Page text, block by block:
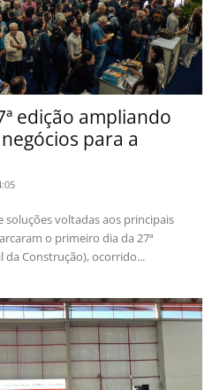
edição ampliando
para a
soluções voltadas aos principais
o primeiro dia da 27ª
da Construção), ocorrido...